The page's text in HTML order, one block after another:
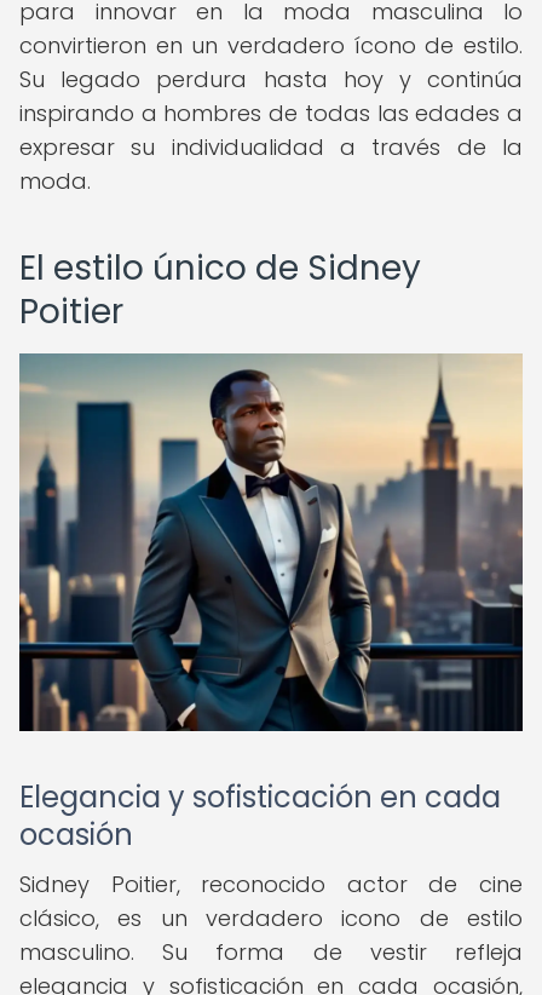
para innovar en la moda masculina lo
convirtieron en un verdadero ícono de estilo.
Su legado perdura hasta hoy y continúa
inspirando a hombres de todas las edades a
expresar su individualidad a través de la
moda.
El estilo único de Sidney
Poitier
Elegancia y sofisticación en cada
ocasión
Sidney Poitier, reconocido actor de cine
clásico, es un verdadero icono de estilo
masculino. Su forma de vestir refleja
elegancia y sofisticación en cada ocasión,